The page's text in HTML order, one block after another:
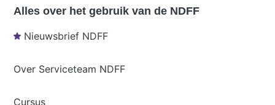
Alles over het gebruik van de NDFF
Nieuwsbrief NDFF
Over Serviceteam NDFF
Cursus